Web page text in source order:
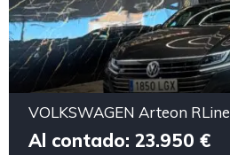
Al contado: 23.950 €